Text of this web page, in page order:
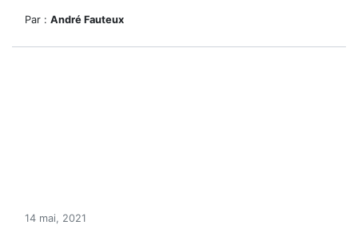
Par : André Fauteux
14 mai, 2021